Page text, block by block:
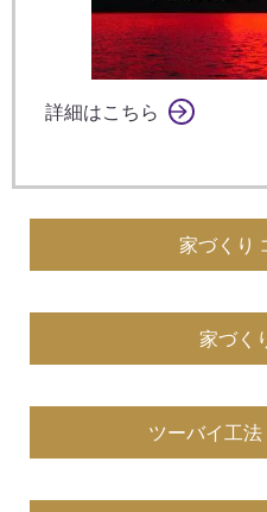
詳細はこちら
家づくり
家づく
ツーバイ工法